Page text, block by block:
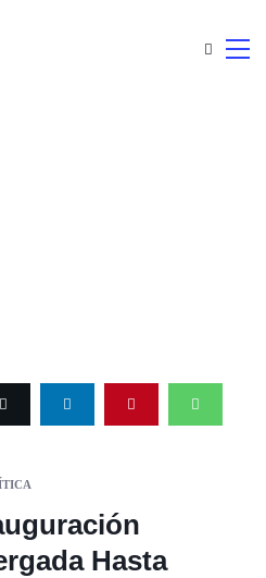
Hasta